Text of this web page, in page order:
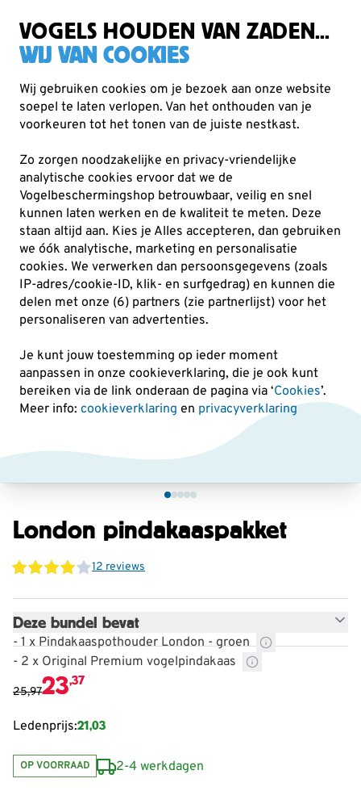
VOGELS HOUDEN VAN ZADEN...
WIJ VAN COOKIES
Wij gebruiken cookies om je bezoek aan onze website
soepel te laten verlopen. Van het onthouden van je
voorkeuren tot het tonen van de juiste nestkast.
Zo zorgen noodzakelijke en privacy-vriendelijke
analytische cookies ervoor dat we de
Vogelbeschermingshop betrouwbaar, veilig en snel
kunnen laten werken en de kwaliteit te meten. Deze
staan altijd aan. Kies je Alles accepteren, dan gebruiken
we óók analytische, marketing en personalisatie
cookies. We verwerken dan persoonsgegevens (zoals
IP-adres/cookie-ID, klik- en surfgedrag) en kunnen die
delen met onze (6) partners (zie partnerlijst) voor het
personaliseren van advertenties.
Je kunt jouw toestemming op ieder moment
aanpassen in onze cookieverklaring, die je ook kunt
bereiken via de link onderaan de pagina via ‘Cookies’.
Meer info: cookieverklaring en privacyverklaring
Voederhuisjes & -silo's Pindakaaspothouders
10% KORTING
London pindakaaspakket
12 reviews
Deze bundel bevat
- 1 x Pindakaaspothouder London - groen
- 2 x Original Premium vogelpindakaas
25,9723,37
Ledenprijs:21,03
OP VOORRAAD
2-4 werkdagen